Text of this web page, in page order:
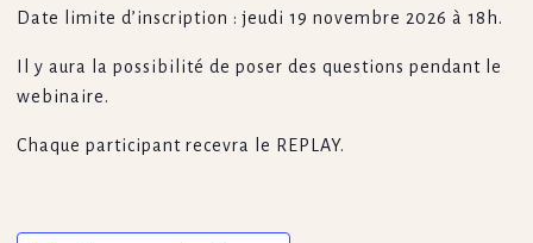
Date limite d’inscription : jeudi 19 novembre 2026 à 18h.
Il y aura la possibilité de poser des questions pendant le
webinaire.
Chaque participant recevra le REPLAY.